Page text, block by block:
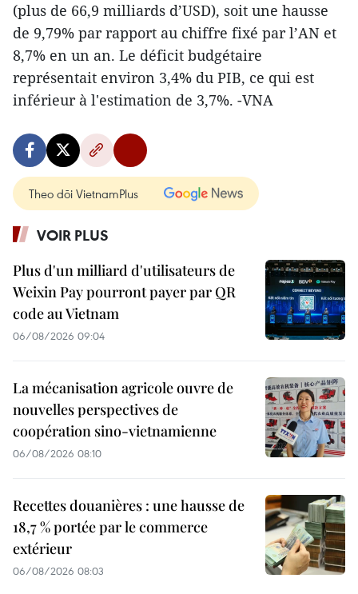
(plus de 66,9 milliards d’USD), soit une hausse
de 9,79% par rapport au chiffre fixé par l’AN et
8,7% en un an. Le déficit budgétaire
représentait environ 3,4% du PIB, ce qui est
inférieur à l'estimation de 3,7%. -VNA
Theo dõi VietnamPlus
VOIR PLUS
Plus d'un milliard d'utilisateurs de
Weixin Pay pourront payer par QR
code au Vietnam
06/08/2026 09:04
La mécanisation agricole ouvre de
nouvelles perspectives de
coopération sino-vietnamienne
06/08/2026 08:10
Recettes douanières : une hausse de
18,7 % portée par le commerce
extérieur
06/08/2026 08:03